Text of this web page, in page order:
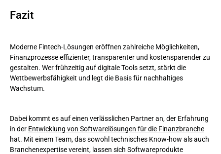
Fazit
Moderne Fintech-Lösungen eröffnen zahlreiche Möglichkeiten,
Finanzprozesse effizienter, transparenter und kostensparender zu
gestalten. Wer frühzeitig auf digitale Tools setzt, stärkt die
Wettbewerbsfähigkeit und legt die Basis für nachhaltiges
Wachstum.
Dabei kommt es auf einen verlässlichen Partner an, der Erfahrung
in der Entwicklung von Softwarelösungen für die Finanzbranche
hat. Mit einem Team, das sowohl technisches Know-how als auch
Branchenexpertise vereint, lassen sich Softwareprodukte